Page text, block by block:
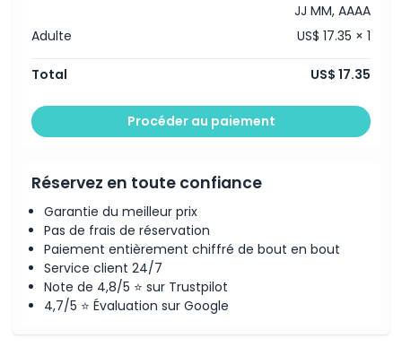
JJ MM, AAAA
Adulte
US$ 17.35 × 1
Total US$ 17.35
Procéder au paiement
Réservez en toute confiance
Garantie du meilleur prix
Pas de frais de réservation
Paiement entièrement chiffré de bout en bout
Service client 24/7
Note de 4,8/5 ⭐ sur Trustpilot
4,7/5 ⭐ Évaluation sur Google